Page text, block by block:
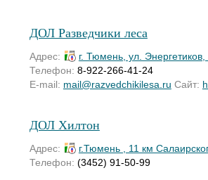
ДОЛ Разведчики леса
Адрес:
г. Тюмень, ул. Энергетиков,
Телефон: 8-922-266-41-24
E-mail: mail@razvedchikilesa.ru Сайт:
ДОЛ Хилтон
Адрес:
г.Тюмень , 11 км
Телефон: (3452) 91-50-99